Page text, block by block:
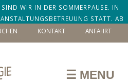
WIR IN DER SOMMERPAUSE. IN
STATT. AB
SIND WIR ZURÜCK!
ANFAHRT
KONTAKT
☰ MENU